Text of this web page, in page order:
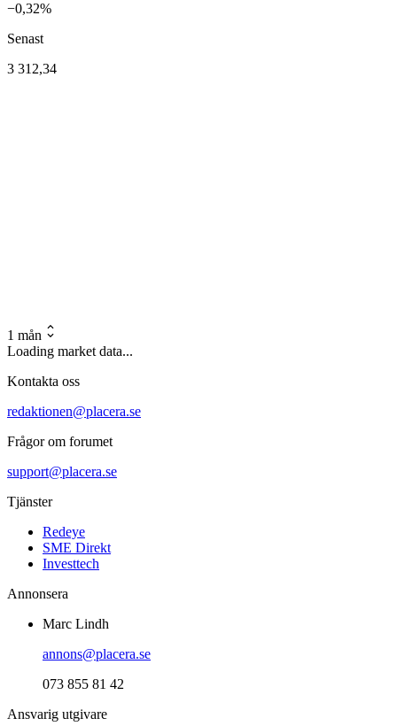
−0,32%
Senast
3 312,34
1 mån
Loading market data...
Kontakta oss
redaktionen@placera.se
Frågor om forumet
support@placera.se
Tjänster
Redeye
SME Direkt
Investtech
Annonsera
Marc Lindh
annons@placera.se
073 855 81 42
Ansvarig utgivare